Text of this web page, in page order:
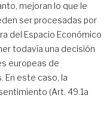
mejoran lo que le
ser procesadas por
del Espacio Económico
todavía una decisión
europeas de
este caso, la
(Art. 49.1a